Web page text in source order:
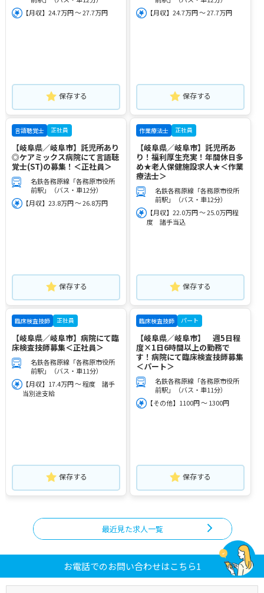
【月収】24.7万円 ～ 27.7万円
保存する
【月収】24.7万円 ～ 27.7万円
保存する
言語聴覚士 正社員
【岐阜県／岐阜市】託児所あり
◎ケアミックス病院にて言語聴
覚士(ST)の募集！＜正社員＞
名鉄各務原線「各務原市役所
前駅」（バス・車12分）
【月収】23.8万円 ～ 26.8万円
保存する
作業療法士 正社員
【岐阜県／岐阜市】託児所あ
り！福利厚生充実！年間休日多
め★老人保健施設求人★＜作業
療法士＞
名鉄各務原線「各務原市役所
前駅」（バス・車12分）
【月収】22.0万円 ～ 25.0万円程
度 諸手当込
保存する
臨床検査技師 正社員
【岐阜県／岐阜市】病院にて臨
床検査技師募集＜正社員＞
名鉄各務原線「各務原市役所
前駅」（バス・車11分）
【月収】17.4万円 ～ 程度 諸手
当別途支給
保存する
臨床検査技師 パート
【岐阜県／岐阜市】 週5日程
度×1日6時間以上の勤務で
す！病院にて臨床検査技師募集
＜パート＞
名鉄各務原線「各務原市役所
前駅」（バス・車11分）
【その他】1100円 ～ 1300円
保存する
最近見た求人一覧
お電話でのお問い合わせはこちら1